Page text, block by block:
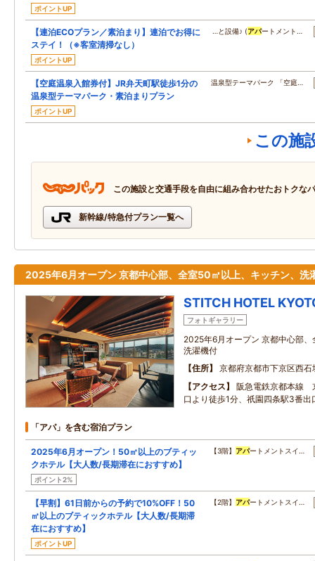
ポイントUP
【連泊ECOプラン／素泊まり】連泊でお得に
ステイ！（※客室清掃なし）
ポイントUP
…と設備♪ (アパートメント…
【空庭温泉入館券付】JR弁天町駅徒歩1分の
温泉型テーマパーク・素泊まりプラン
ポイントUP
温泉型テーマパーク 「空庭…
この施
この施設と交通手段を自由に組み合わせたおトクな
新幹線/特急付プラン一覧へ
2025年6月オープン 京都中心部、全室50㎡以上、キッチン、洗
STITCH HOTEL
フォトギャラリー
2025年6月オープン 京都中心部
洗濯機付
住所
京都府京都市下京区西
アクセス
阪急電鉄京都本線
口より徒歩1分、祇園四条駅3番出
「アパ」を含む宿泊プラン
2025年6月オープン！50㎡以上のブティッ
クホテル【大人数/長期滞在におすすめ】
ポイント2%
【3階】 アパートメントスイ…
【早割】61日前からの予約で10%OFF！50
㎡以上のブティックホテル【大人数/長期滞
在におすすめ】
ポイントUP
【2階】 アパートメントスイ…